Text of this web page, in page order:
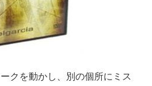
クを動かし、別の個所にミス